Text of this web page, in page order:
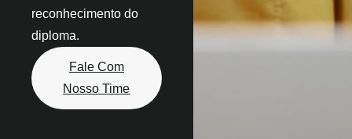
reconhecimento do
diploma.
Fale Com
Nosso Time